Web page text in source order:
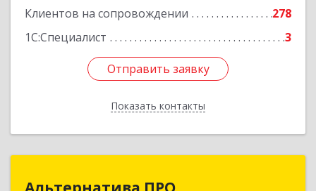
Клиентов на сопровождении
278
1С:Специалист
3
Отправить заявку
Показать контакты
Подробнее
Отправить заявку
Назад